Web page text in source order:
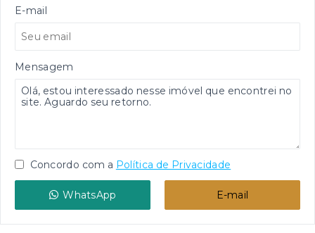
E-mail
Mensagem
Concordo com a Política de Privacidade
WhatsApp E-mail